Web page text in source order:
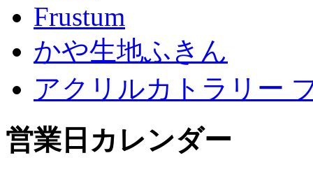
Frustum
かや生地ふきん
アクリルカトラリー
営業日カレンダー